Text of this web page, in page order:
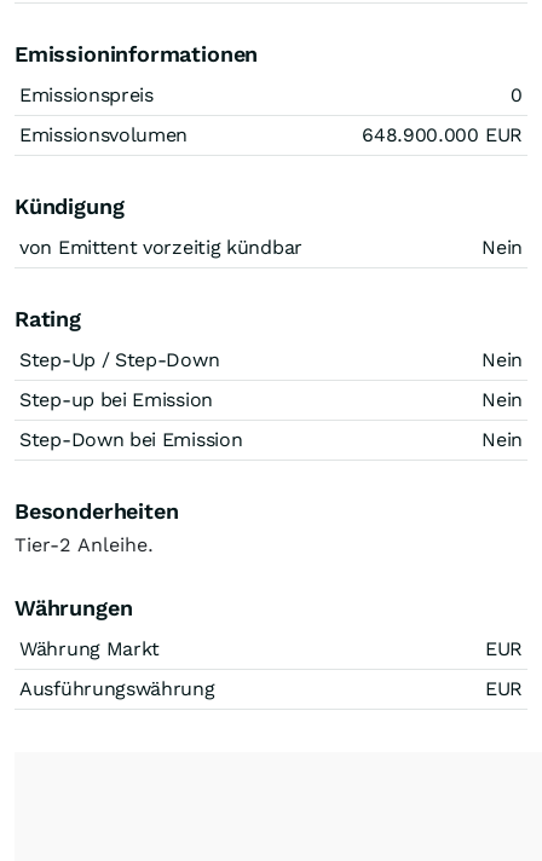
Emissioninformationen
Emissionspreis
0
Emissionsvolumen
648.900.000 EUR
Kündigung
von Emittent vorzeitig kündbar Nein
Rating
Step-Up / Step-Down
Nein
Step-up bei Emission
Nein
Step-Down bei Emission
Nein
Besonderheiten
Tier-2 Anleihe.
Währungen
Währung Markt
EUR
Ausführungswährung
EUR